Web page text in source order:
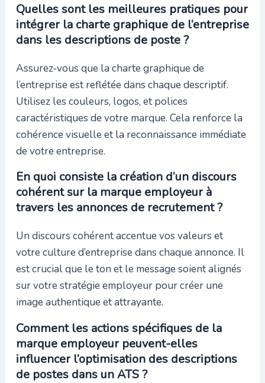
Quelles sont les meilleures pratiques pour
intégrer la charte graphique de l’entreprise
dans les descriptions de poste ?
Assurez-vous que la charte graphique de
l’entreprise est reflétée dans chaque descriptif.
Utilisez les couleurs, logos, et polices
caractéristiques de votre marque. Cela renforce la
cohérence visuelle et la reconnaissance immédiate
de votre entreprise.
En quoi consiste la création d’un discours
cohérent sur la marque employeur à
travers les annonces de recrutement ?
Un discours cohérent accentue vos valeurs et
votre culture d’entreprise dans chaque annonce. Il
est crucial que le ton et le message soient alignés
sur votre stratégie employeur pour créer une
image authentique et attrayante.
Comment les actions spécifiques de la
marque employeur peuvent-elles
influencer l’optimisation des descriptions
de postes dans un ATS ?